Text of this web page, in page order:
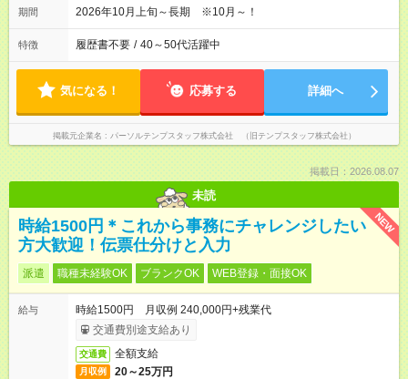
期間 2026年10月上旬～長期 ※10月～！
特徴 履歴書不要 / 40～50代活躍中
気になる！ 応募する 詳細へ
掲載元企業名 パーソルテンプスタッフ株式会社 （旧テンプスタッフ株式会社）
掲載日：2026.08.07
未読
NEW
時給1500円＊これから事務にチャレンジしたい
方大歓迎！伝票仕分けと入力
派遣 職種未経験OK ブランクOK WEB登録・面接OK
給与
時給1500円 月収例 240,000円+残業代
交通費別途支給あり
交通費 全額支給
月収例 20～25万円